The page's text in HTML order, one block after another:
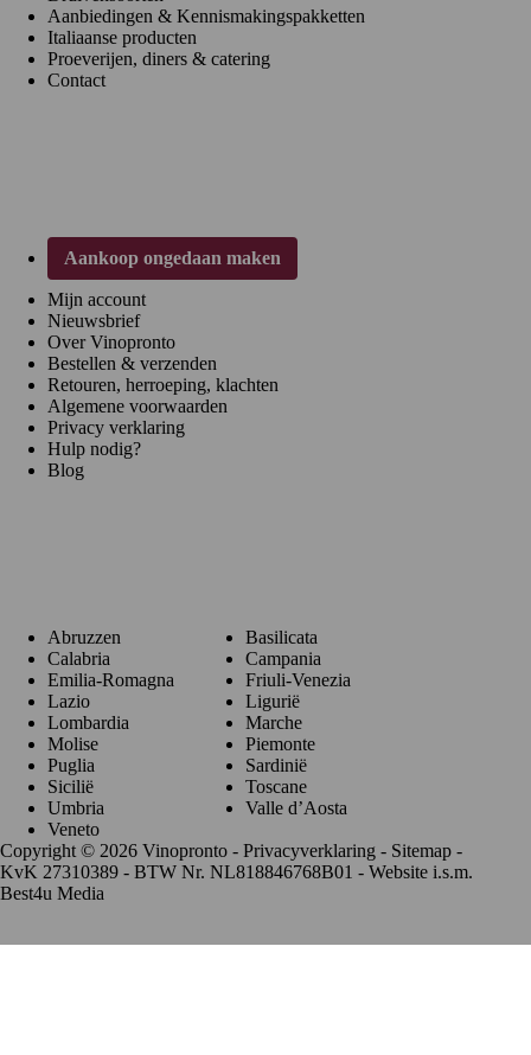
Aanbiedingen & Kennismakingspakketten
Italiaanse producten
Proeverijen, diners & catering
Contact
Aankoop ongedaan maken
Mijn account
Nieuwsbrief
Over Vinopronto
Bestellen & verzenden
Retouren, herroeping, klachten
Algemene voorwaarden
Privacy verklaring
Hulp nodig?
Blog
Abruzzen
Basilicata
Calabria
Campania
Emilia-Romagna
Friuli-Venezia
Lazio
Ligurië
Lombardia
Marche
Molise
Piemonte
Puglia
Sardinië
Sicilië
Toscane
Umbria
Valle d’Aosta
Veneto
Copyright © 2026 Vinopronto - Privacyverklaring - Sitemap -
KvK 27310389 - BTW Nr. NL818846768B01 - Website i.s.m.
Best4u Media